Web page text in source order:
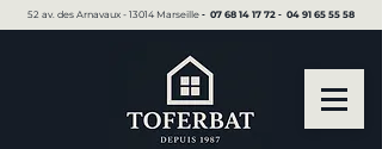
52 av. des Arnavaux - 13014 Marseille ▪︎ 07 68 14 17 72 ▪︎ 04 91 65 55 58